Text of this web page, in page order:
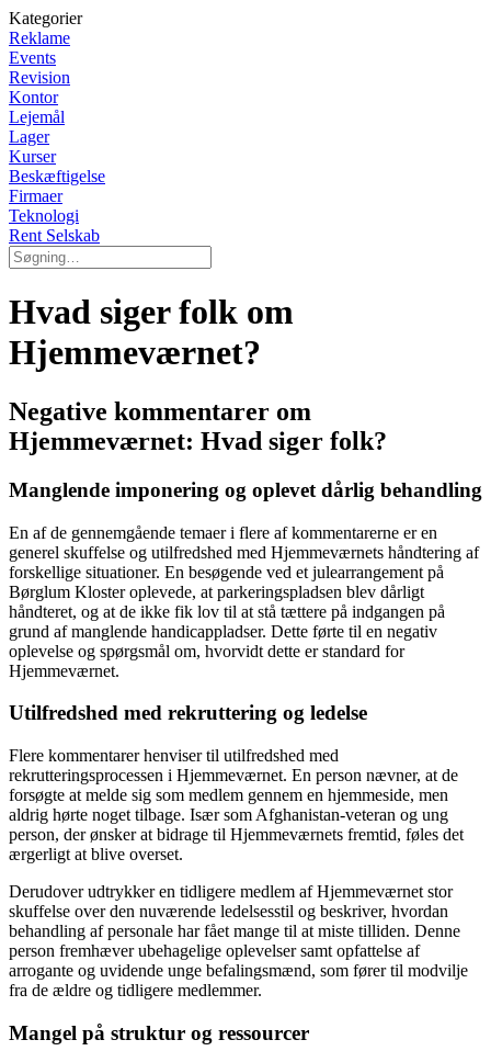
Kategorier
Reklame
Events
Revision
Kontor
Lejemål
Lager
Kurser
Beskæftigelse
Firmaer
Teknologi
Rent Selskab
Hvad siger folk om
Hjemmeværnet?
Negative kommentarer om
Hjemmeværnet: Hvad siger folk?
Manglende imponering og oplevet dårlig behandling
En af de gennemgående temaer i flere af kommentarerne er en
generel skuffelse og utilfredshed med Hjemmeværnets håndtering af
forskellige situationer. En besøgende ved et julearrangement på
Børglum Kloster oplevede, at parkeringspladsen blev dårligt
håndteret, og at de ikke fik lov til at stå tættere på indgangen på
grund af manglende handicappladser. Dette førte til en negativ
oplevelse og spørgsmål om, hvorvidt dette er standard for
Hjemmeværnet.
Utilfredshed med rekruttering og ledelse
Flere kommentarer henviser til utilfredshed med
rekrutteringsprocessen i Hjemmeværnet. En person nævner, at de
forsøgte at melde sig som medlem gennem en hjemmeside, men
aldrig hørte noget tilbage. Især som Afghanistan-veteran og ung
person, der ønsker at bidrage til Hjemmeværnets fremtid, føles det
ærgerligt at blive overset.
Derudover udtrykker en tidligere medlem af Hjemmeværnet stor
skuffelse over den nuværende ledelsesstil og beskriver, hvordan
behandling af personale har fået mange til at miste tilliden. Denne
person fremhæver ubehagelige oplevelser samt opfattelse af
arrogante og uvidende unge befalingsmænd, som fører til modvilje
fra de ældre og tidligere medlemmer.
Mangel på struktur og ressourcer